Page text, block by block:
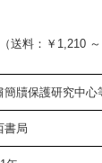
（送料：￥1,210 ～
簡牘保護研究中心
書局